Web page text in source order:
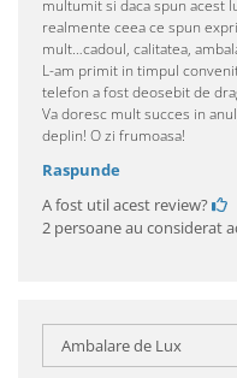
multumit si daca spun acest
realmente ceea ce spun
mult…cadoul, calitatea,
L-am primit in timpul
telefon a fost deosebit de
Va doresc mult succes in
deplin! O zi frumoasa!
Raspunde
A fost util acest review?
2 persoane au considerat
Ambalare de Lux